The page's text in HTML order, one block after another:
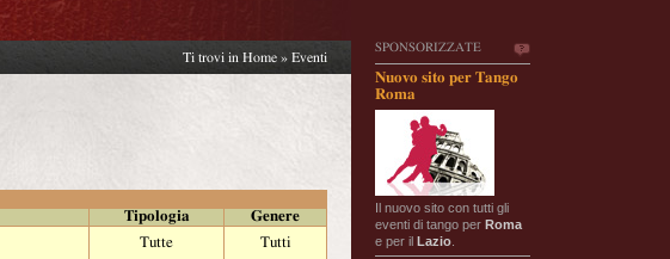
SPONSORIZZATE
Nuovo sito per Tango
Roma
Il nuovo sito con tutti gli
eventi di tango per Roma
e per il Lazio
Ti trovi in Home » Eventi
Tipologia
Genere
Tutte
Tutti